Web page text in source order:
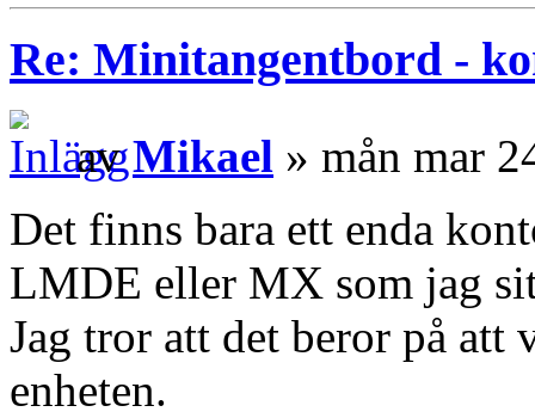
Re: Minitangentbord -
avMikael » mån mar
Det finns bara ett enda
LMDE eller MX som jag
Jag tror att det beror på att
enheten.